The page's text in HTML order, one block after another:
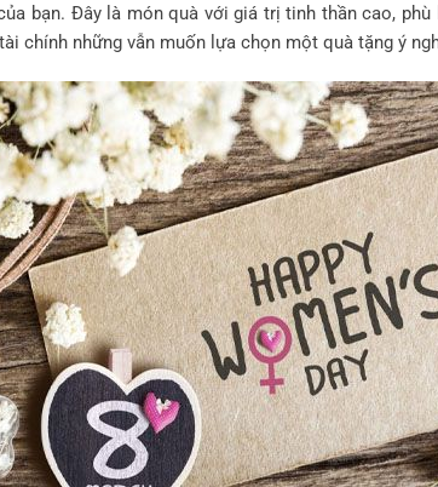
bạn. Đây là món quà với giá trị tinh thần cao,
chính những vẫn muốn lựa chọn một quà tặng ý